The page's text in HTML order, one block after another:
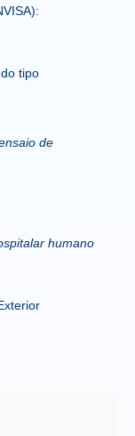
tipo
de
humano